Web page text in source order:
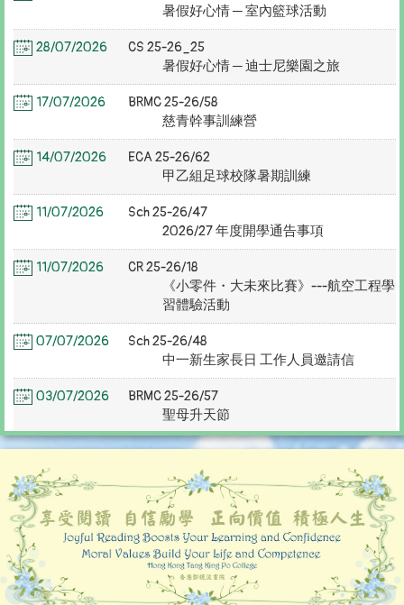
暑假好心情 ─ 室內籃球活動
28/07/2026
CS 25-26_25
暑假好心情 ─ 迪士尼樂園之旅
17/07/2026
BRMC 25-26/58
慈青幹事訓練營
14/07/2026
ECA 25-26/62
甲乙組足球校隊暑期訓練
11/07/2026
Sch 25-26/47
2026/27 年度開學通告事項
11/07/2026
CR 25-26/18
《小零件・大未來比賽》---航空工程學
習體驗活動
07/07/2026
Sch 25-26/48
中一新生家長日 工作人員邀請信
03/07/2026
BRMC 25-26/57
聖母升天節
25/06/2026
2526-21
旅 團 大 合 照 及 週 年 晚 宴
24/06/2026
Sch 25-26/46
中一新生註冊 工作人員邀請信
23/06/2026
Sch 25-26_43
中一候補生面試日 工作人員邀請信